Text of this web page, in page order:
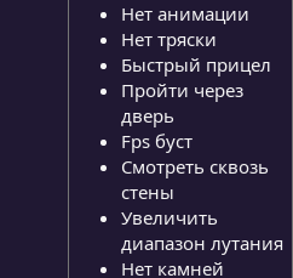
Нет анимации
Нет тряски
Быстрый прицел
Пройти через
дверь
Fps буст
Смотреть сквозь
стены
Увеличить
диапазон лутания
Нет камней